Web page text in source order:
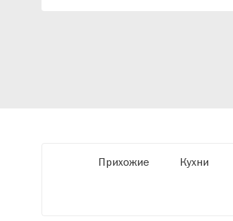
Прихожие Кухни